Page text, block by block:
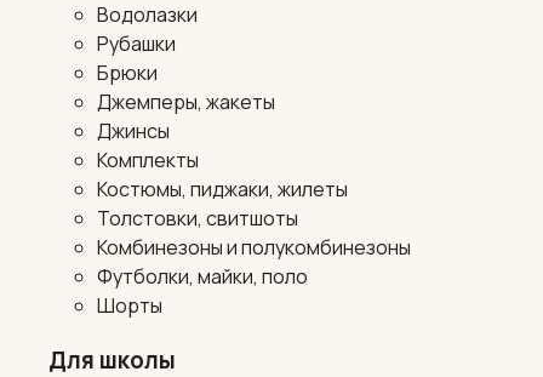
Водолазки
Рубашки
Брюки
Джемперы, жакеты
Джинсы
Комплекты
Костюмы, пиджаки, жилеты
Толстовки, свитшоты
Комбинезоны и полукомбинезоны
Футболки, майки, поло
Шорты
Для школы